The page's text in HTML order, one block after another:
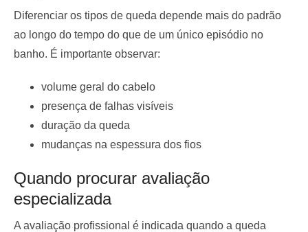
Diferenciar os tipos de queda depende mais do padrão
ao longo do tempo do que de um único episódio no
banho. É importante observar:
volume geral do cabelo
presença de falhas visíveis
duração da queda
mudanças na espessura dos fios
Quando procurar avaliação
especializada
A avaliação profissional é indicada quando a queda